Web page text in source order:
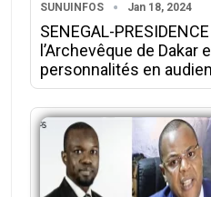
SUNUINFOS Jan 18, 2024
SENEGAL-
l’Archevêque de Dakar
personnalités en